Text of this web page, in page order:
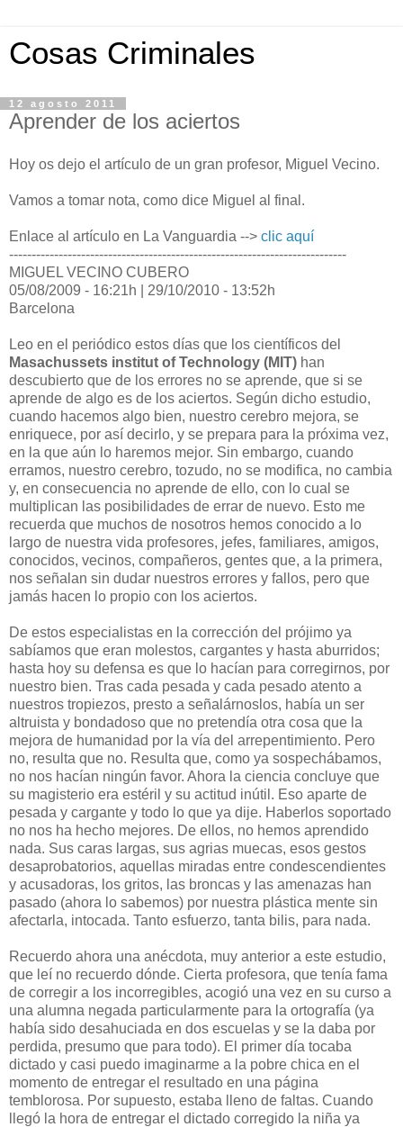
Cosas Criminales
12 agosto 2011
Aprender de los aciertos
Hoy os dejo el artículo de un gran profesor, Miguel Vecino.
Vamos a tomar nota, como dice Miguel al final.
Enlace al artículo en La Vanguardia --> clic aquí
---------------------------------------------------------------------------
MIGUEL VECINO CUBERO
05/08/2009 - 16:21h | 29/10/2010 - 13:52h
Barcelona
Leo en el periódico estos días que los científicos del
Masachussets institut of Technology (MIT) han
descubierto que de los errores no se aprende, que si se
aprende de algo es de los aciertos. Según dicho estudio,
cuando hacemos algo bien, nuestro cerebro mejora, se
enriquece, por así decirlo, y se prepara para la próxima vez,
en la que aún lo haremos mejor. Sin embargo, cuando
erramos, nuestro cerebro, tozudo, no se modifica, no cambia
y, en consecuencia no aprende de ello, con lo cual se
multiplican las posibilidades de errar de nuevo. Esto me
recuerda que muchos de nosotros hemos conocido a lo
largo de nuestra vida profesores, jefes, familiares, amigos,
conocidos, vecinos, compañeros, gentes que, a la primera,
nos señalan sin dudar nuestros errores y fallos, pero que
jamás hacen lo propio con los aciertos.
De estos especialistas en la corrección del prójimo ya
sabíamos que eran molestos, cargantes y hasta aburridos;
hasta hoy su defensa es que lo hacían para corregirnos, por
nuestro bien. Tras cada pesada y cada pesado atento a
nuestros tropiezos, presto a señalárnoslos, había un ser
altruista y bondadoso que no pretendía otra cosa que la
mejora de humanidad por la vía del arrepentimiento. Pero
no, resulta que no. Resulta que, como ya sospechábamos,
no nos hacían ningún favor. Ahora la ciencia concluye que
su magisterio era estéril y su actitud inútil. Eso aparte de
pesada y cargante y todo lo que ya dije. Haberlos soportado
no nos ha hecho mejores. De ellos, no hemos aprendido
nada. Sus caras largas, sus agrias muecas, esos gestos
desaprobatorios, aquellas miradas entre condescendientes
y acusadoras, los gritos, las broncas y las amenazas han
pasado (ahora lo sabemos) por nuestra plástica mente sin
afectarla, intocada. Tanto esfuerzo, tanta bilis, para nada.
Recuerdo ahora una anécdota, muy anterior a este estudio,
que leí no recuerdo dónde. Cierta profesora, que tenía fama
de corregir a los incorregibles, acogió una vez en su curso a
una alumna negada particularmente para la ortografía (ya
había sido desahuciada en dos escuelas y se la daba por
perdida, presumo que para todo). El primer día tocaba
dictado y casi puedo imaginarme a la pobre chica en el
momento de entregar el resultado en una página
temblorosa. Por supuesto, estaba lleno de faltas. Cuando
llegó la hora de entregar el dictado corregido la niña ya